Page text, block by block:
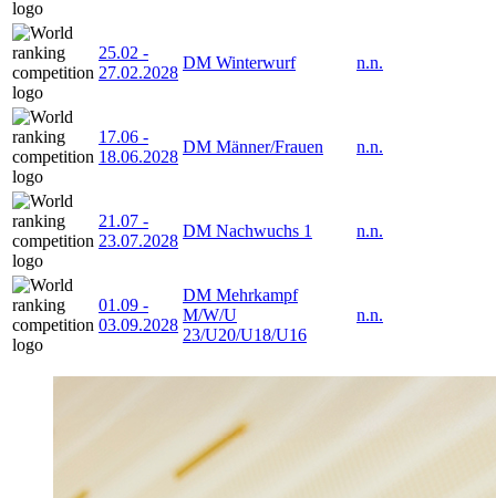
25.02 -
27.02.2028
DM Winterwurf n.n.
17.06 -
18.06.2028
DM Männer/Frauen n.n.
21.07 -
23.07.2028
DM Nachwuchs 1 n.n.
01.09 -
03.09.2028
DM Mehrkampf
M/W/U
23/U20/U18/U16
n.n.